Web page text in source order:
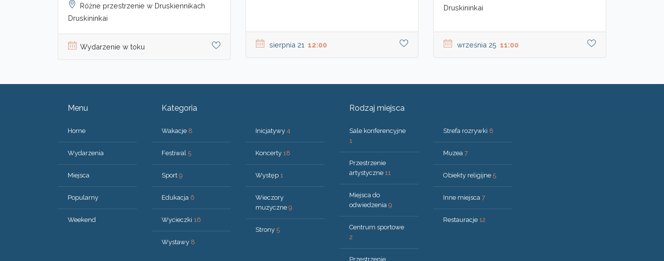
Różne przestrzenie w Druskiennikach
Druskininkai
Wydarzenie w toku sierpnia 21 12:00
Druskininkai
września 25 11:00
Menu
Home
Wydarzenia
Miejsca
Popularny
Weekend
Kategoria
Wakacje 8
Festiwal 5
Sport 9
Edukacja 6
Wycieczki 16
Wystawy 8
Inicjatywy 4
Koncerty 18
Występ 1
Wieczory
muzyczne 9
Strony 5
Rodzaj miejsca
Sale konferencyjne
1
Przestrzenie
artystyczne 11
Miejsca do
odwiedzenia 9
Centrum sportowe
2
Przestrzenie
Strefa rozrywki 8
Muzea 7
Obiekty religijne 5
Inne miejsca 7
Restauracje 12